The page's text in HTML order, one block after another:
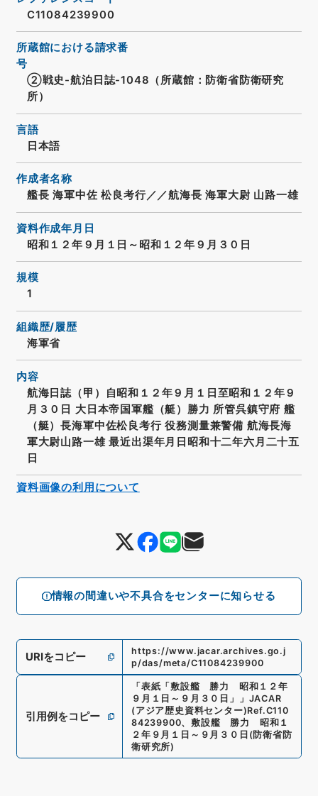
情報の間違いや不具合をセンターに知らせる
C11084239900
所蔵館における請求番
号
②戦史-航泊日誌-1048（所蔵館：防衛省防衛研究
所）
言語
日本語
作成者名称
艦長 海軍中佐 松良考行／／航海長 海軍大尉 山路一雄
資料作成年月日
昭和１２年９月１日～昭和１２年９月３０日
規模
1
組織歴/履歴
海軍省
内容
航海日誌（甲）自昭和１２年９月１日至昭和１２年９
月３０日 大日本帝国軍艦（艇）勝力 所管呉鎮守府 艦
（艇）長海軍中佐松良考行 役務測量兼警備 航海長海
軍大尉山路一雄 最近出渠年月日昭和十二年六月二十五
日
URIをコピー
https://www.jacar.archives.go.j
p/das/meta/C11084239900
引用例をコピー
「 表紙「敷設艦 勝力 昭和１２年
９月１日～９月３０日」
」 JACAR
(アジア歴史資料センター)Ref.C110
84239900、敷設艦 勝力 昭和１
２年９月１日～９月３０日 (防衛省防
衛研究所)
資料画像の利用について